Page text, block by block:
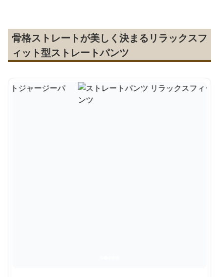
骨格ストレートが美しく決まるリラックスフ
ィット型ストレートパンツ